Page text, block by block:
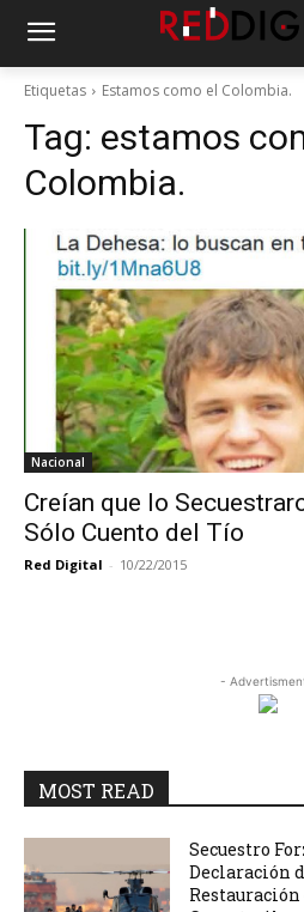
Etiquetas Estamos como el Colombia.
Tag: estamos
Colombia.
Nacional
Creían que lo
Sólo Cuento del Tío
Red Digital - 10/22/2015
-
MOST READ
Secuestro
Declaración